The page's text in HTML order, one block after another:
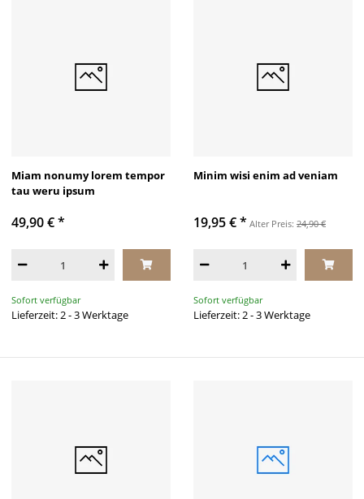
Miam nonumy lorem tempor
tau weru ipsum
49,90 €*
Sofort verfügbar
Lieferzeit: 2 - 3 Werktage
Minim wisi enim ad veniam
19,95 €* Alter Preis: 24,90 €
Sofort verfügbar
Lieferzeit: 2 - 3 Werktage